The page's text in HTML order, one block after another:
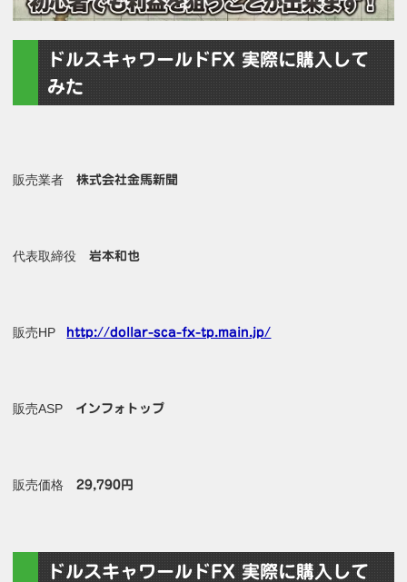
ドルスキャワールドFX 実際に購入して
みた
販売業者株式会社金馬新聞
代表取締役岩本和也
販売HP http://dollar-sca-fx-tp.main.jp/
販売ASP インフォトップ
販売価格29,790円
ドルスキャワールドFX 実際に購入して